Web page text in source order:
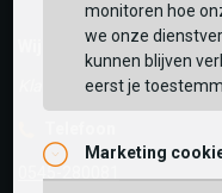
Zoek op postcode of
voorraad in een van
Wij helpen je graag!
Klantenservice is gesloten
0545-280081
monitoren hoe
we onze
kunnen blijven
eerst je
Marketing